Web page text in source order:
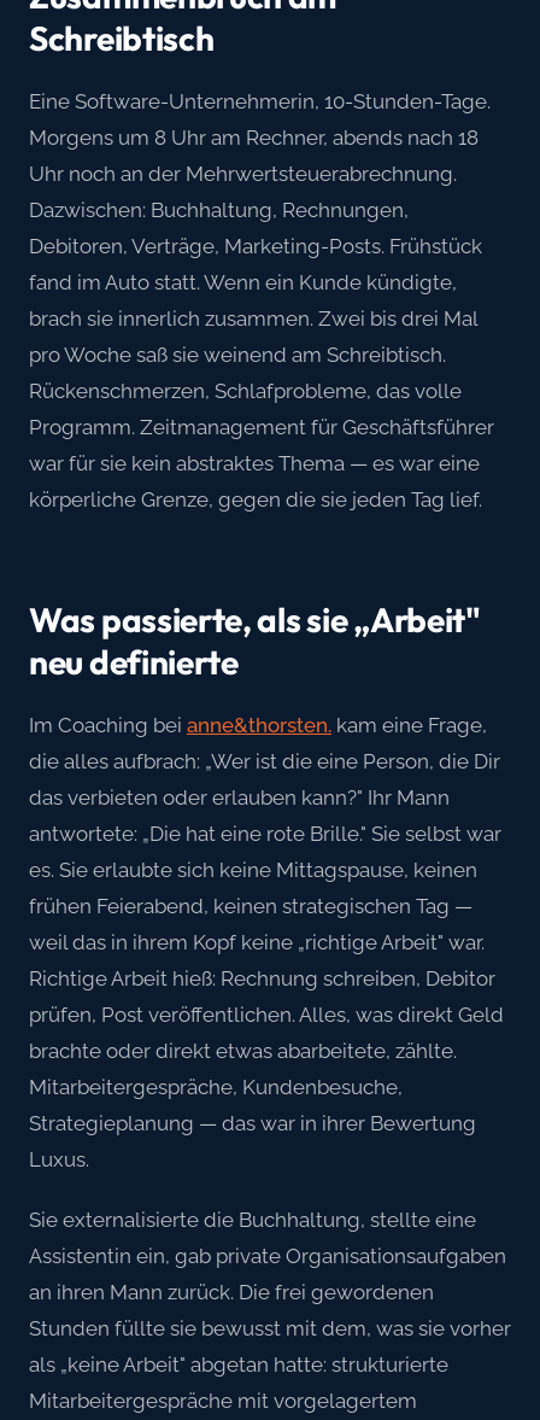
Schreibtisch
Eine Software-Unternehmerin, 10-Stunden-Tage.
Morgens um 8 Uhr am Rechner, abends nach 18
Uhr noch an der Mehrwertsteuerabrechnung.
Dazwischen: Buchhaltung, Rechnungen,
Debitoren, Verträge, Marketing-Posts. Frühstück
fand im Auto statt. Wenn ein Kunde kündigte,
brach sie innerlich zusammen. Zwei bis drei Mal
pro Woche saß sie weinend am Schreibtisch.
Rückenschmerzen, Schlafprobleme, das volle
Programm. Zeitmanagement für Geschäftsführer
war für sie kein abstraktes Thema — es war eine
körperliche Grenze, gegen die sie jeden Tag lief.
Was passierte, als sie „Arbeit"
neu definierte
Im Coaching bei anne&thorsten. kam eine Frage,
die alles aufbrach: „Wer ist die eine Person, die Dir
das verbieten oder erlauben kann?" Ihr Mann
antwortete: „Die hat eine rote Brille." Sie selbst war
es. Sie erlaubte sich keine Mittagspause, keinen
frühen Feierabend, keinen strategischen Tag —
weil das in ihrem Kopf keine „richtige Arbeit" war.
Richtige Arbeit hieß: Rechnung schreiben, Debitor
prüfen, Post veröffentlichen. Alles, was direkt Geld
brachte oder direkt etwas abarbeitete, zählte.
Mitarbeitergespräche, Kundenbesuche,
Strategieplanung — das war in ihrer Bewertung
Luxus.
Sie externalisierte die Buchhaltung, stellte eine
Assistentin ein, gab private Organisationsaufgaben
an ihren Mann zurück. Die frei gewordenen
Stunden füllte sie bewusst mit dem, was sie vorher
als „keine Arbeit" abgetan hatte: strukturierte
Mitarbeitergespräche mit vorgelagertem